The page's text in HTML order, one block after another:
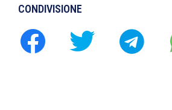
CONDIVISIONE